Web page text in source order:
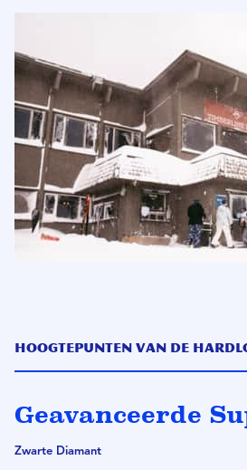
Hoogtepunten van de
Geavanceerde
Zwarte Diamant